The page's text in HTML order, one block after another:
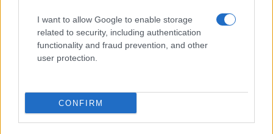
I want to allow Google to enable storage
related to security, including authentication
functionality and fraud prevention, and other
user protection.
CONFIRM
Προηγούμενο άρθρο